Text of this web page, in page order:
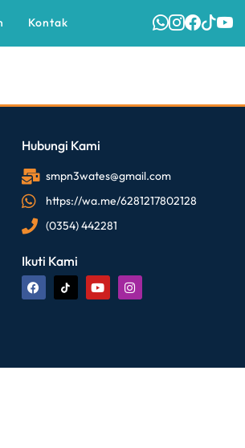
Kontak
Hubungi Kami
smpn3wates@gmail.com
https://wa.me/6281217802128
(0354) 442281
Ikuti Kami